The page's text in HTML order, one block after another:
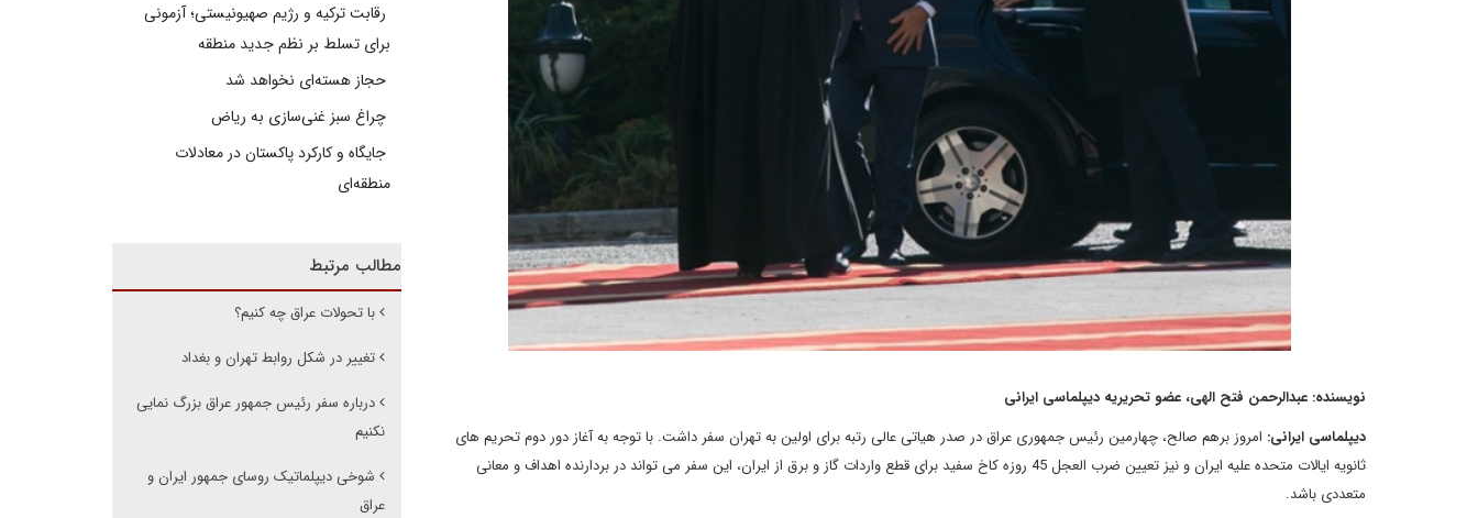
نویسنده: عبدالرحمن فتح الهی، عضو تحریریه دیپلماسی ایرانی
دیپلماسی ایرانی: امروز برهم صالح، چهارمین رئیس جمهوری عراق در صدر هیاتی عالی رتبه برای اولین به تهران سفر داشت. با توجه به آغاز دور دوم تحریم های
ثانویه ایالات متحده علیه ایران و نیز تعیین ضرب العجل 45 روزه کاخ سفید برای قطع واردات گاز و برق از ایران، این سفر می تواند در بردارنده اهداف و معانی
متعددی باشد.
رقابت ترکیه و رژیم صهیونیستی؛ آزمونی
برای تسلط بر نظم جدید منطقه
حجاز هسته‌ای نخواهد شد
چراغ سبز غنی‌سازی به ریاض
جایگاه و کارکرد پاکستان در معادلات
منطقه‌ای
مطالب مرتبط
با تحولات عراق چه کنیم؟
تغییر در شکل روابط تهران و بغداد
درباره سفر رئیس جمهور عراق بزرگ نمایی
نکنیم
شوخی دیپلماتیک روسای جمهور ایران و
عراق